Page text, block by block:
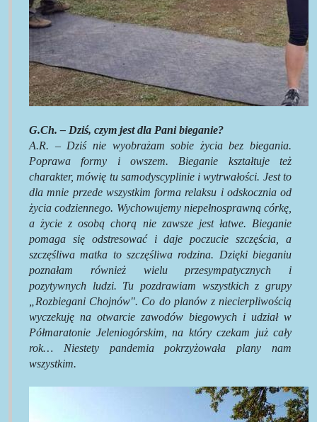
G.Ch. – Dziś, czym jest dla Pani bieganie?
A.R. – Dziś nie wyobrażam sobie życia bez biegania.
Poprawa formy i owszem. Bieganie kształtuje też
charakter, mówię tu samodyscyplinie i wytrwałości. Jest to
dla mnie przede wszystkim forma relaksu i odskocznia od
życia codziennego. Wychowujemy niepełnosprawną córkę,
a życie z osobą chorą nie zawsze jest łatwe. Bieganie
pomaga się odstresować i daje poczucie szczęścia, a
szczęśliwa matka to szczęśliwa rodzina. Dzięki bieganiu
poznałam również wielu przesympatycznych i
pozytywnych ludzi. Tu pozdrawiam wszystkich z grupy
„Rozbiegani Chojnów". Co do planów z niecierpliwością
wyczekuję na otwarcie zawodów biegowych i udział w
Półmaratonie Jeleniogórskim, na który czekam już cały
rok… Niestety pandemia pokrzyżowała plany nam
wszystkim.